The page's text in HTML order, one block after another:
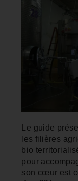
Le guide
les filières
bio
pour
son cœur est